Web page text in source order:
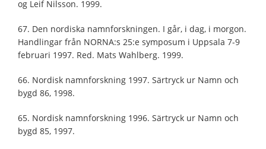
og Leif Nilsson. 1999.
67. Den nordiska namnforskningen. I går, i dag, i morgon.
Handlingar från NORNA:s 25:e symposum i Uppsala 7-9
februari 1997. Red. Mats Wahlberg. 1999.
66. Nordisk namnforskning 1997. Särtryck ur Namn och
bygd 86, 1998.
65. Nordisk namnforskning 1996. Särtryck ur Namn och
bygd 85, 1997.